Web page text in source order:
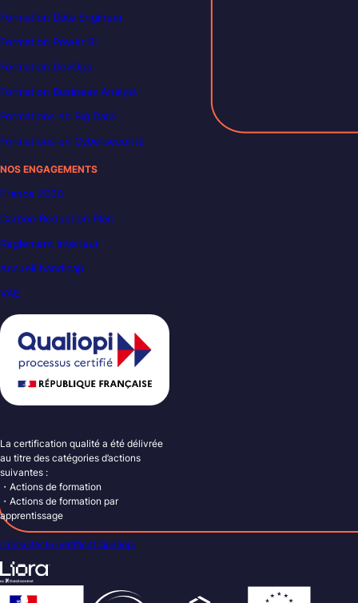
Formation Data Engineer
Formation Power BI
Formation DevOps
Formation Business Analyst
Formations en Big Data
Formations en Cybersécurité
NOS ENGAGEMENTS
France 2030
Carbon Reduction Plan
Règlement intérieur
Accueil handicap
VAE
La certification qualité a été délivrée
au titre des catégories d’actions
suivantes :
・Actions de formation
・Actions de formation par
apprentissage
Consulter le certificat Qualiopi